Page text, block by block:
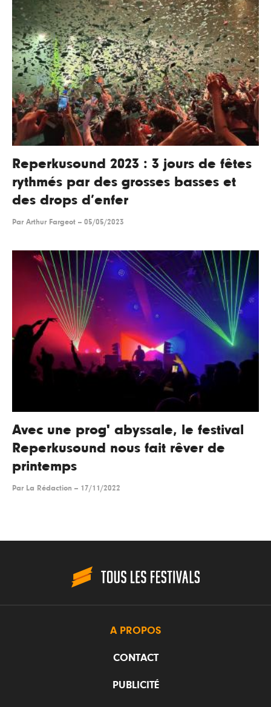
Reperkusound 2023 : 3 jours de fêtes
rythmés par des grosses basses et
des drops d’enfer
Par Arthur Fargeot -- 05/05/2023
Avec une prog' abyssale, le festival
Reperkusound nous fait rêver de
printemps
Par La Rédaction -- 17/11/2022
A PROPOS
CONTACT
PUBLICITÉ